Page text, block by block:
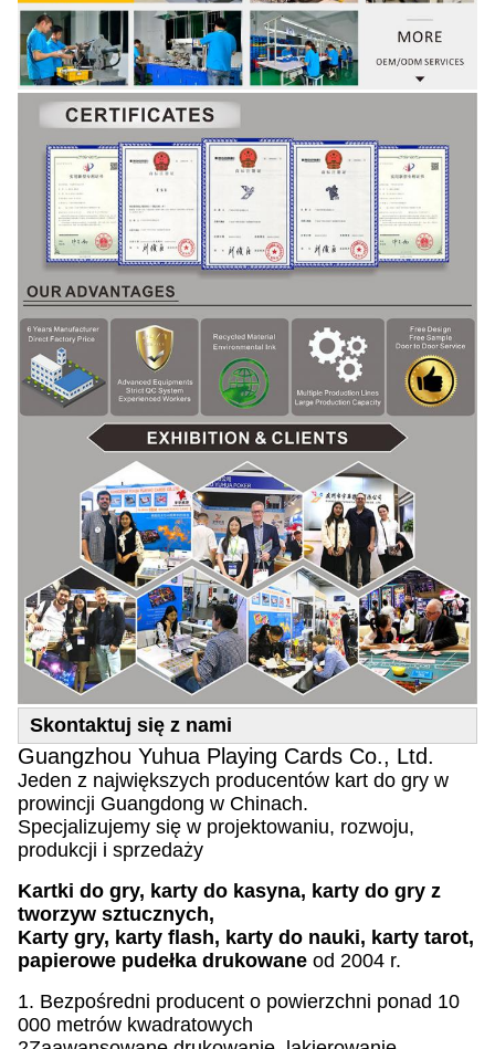
Skontaktuj się z nami
Guangzhou Yuhua Playing Cards Co., Ltd.
Jeden z największych producentów kart do gry w
prowincji Guangdong w Chinach.
Specjalizujemy się w projektowaniu, rozwoju,
produkcji i sprzedaży
Kartki do gry, karty do kasyna, karty do gry z
tworzyw sztucznych,
Karty gry, karty flash, karty do nauki, karty tarot,
papierowe pudełka drukowane od 2004 r.
1. Bezpośredni producent o powierzchni ponad 10
000 metrów kwadratowych